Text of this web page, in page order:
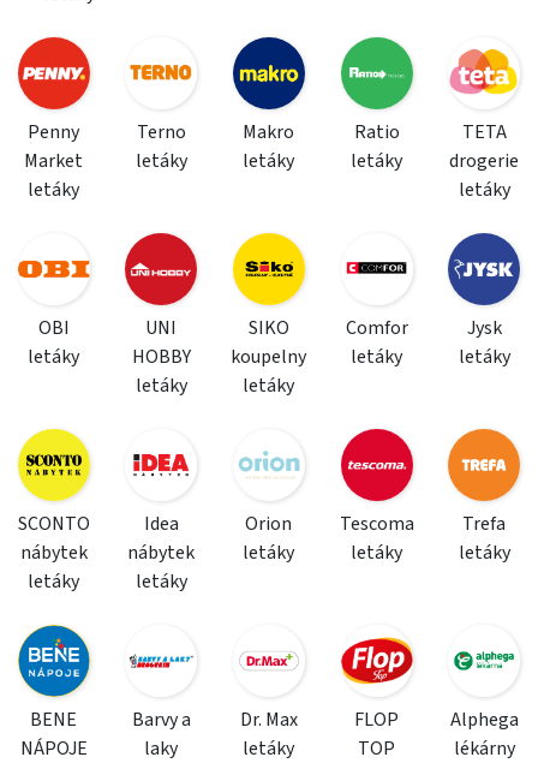
Penny
Market
letáky
Terno
letáky
Makro
letáky
Ratio
letáky
TETA
drogerie
letáky
OBI
letáky
UNI
HOBBY
letáky
SIKO
koupelny
letáky
Comfor
letáky
Jysk
letáky
SCONTO
nábytek
letáky
Idea
nábytek
letáky
Orion
letáky
Tescoma
letáky
Trefa
letáky
BENE
NÁPOJE
Barvy a
laky
Dr. Max
letáky
FLOP
TOP
Alphega
lékárny